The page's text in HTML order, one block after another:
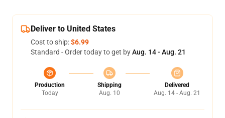
Deliver to United States
Cost to ship:$6.99
Standard - Order today to get byAug. 14 - Aug. 21
Production
Today
Shipping
Aug. 10
Delivered
Aug. 14 - Aug. 21